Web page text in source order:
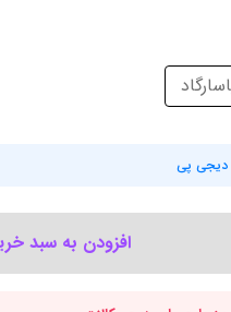
منبع تغذیه (پاور)
دیجی پی
افزودن به سبد